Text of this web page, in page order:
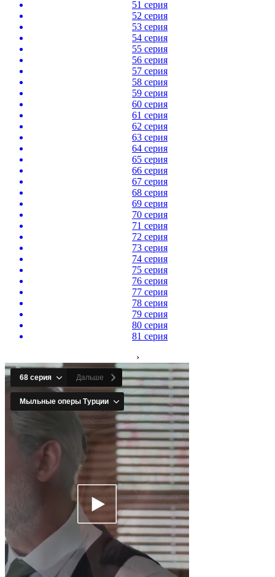
51 серия
52 серия
53 серия
54 серия
55 серия
56 серия
57 серия
58 серия
59 серия
60 серия
61 серия
62 серия
63 серия
64 серия
65 серия
66 серия
67 серия
68 серия
69 серия
70 серия
71 серия
72 серия
73 серия
74 серия
75 серия
76 серия
77 серия
78 серия
79 серия
80 серия
81 серия
›